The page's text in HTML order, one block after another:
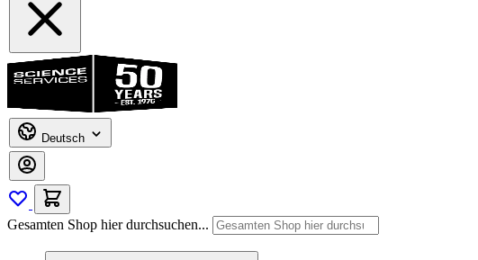
Deutsch
Gesamten Shop hier durchsuchen...